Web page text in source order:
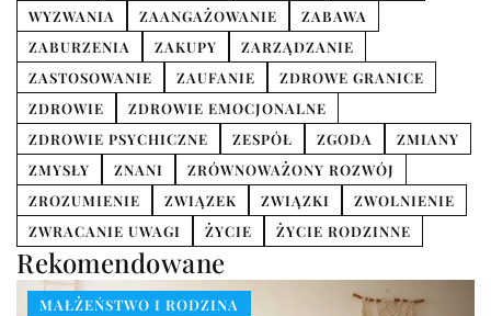
WYZWANIA
ZAANGAŻOWANIE
ZABAWA
ZABURZENIA
ZAKUPY
ZARZĄDZANIE
ZASTOSOWANIE
ZAUFANIE
ZDROWE GRANICE
ZDROWIE
ZDROWIE EMOCJONALNE
ZDROWIE PSYCHICZNE
ZESPÓŁ ZGODA
ZMIANY
ZMYSŁY
ZNANI
ZRÓWNOWAŻONY ROZWÓJ
ZROZUMIENIE
ZWIĄZEK ZWIĄZKI
ZWOLNIENIE
ZWRACANIE UWAGI
ŻYCIE ŻYCIE RODZINNE
Rekomendowane
MAŁŻEŃSTWO I RODZINA